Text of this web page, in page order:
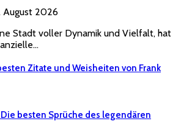
August 2026
Stadt voller Dynamik und Vielfalt, hat
Zitate und Weisheiten von Frank
besten Sprüche des legendären